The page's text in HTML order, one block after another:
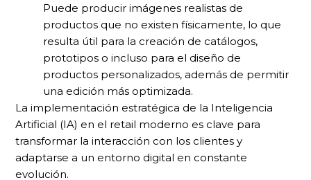
Puede producir imágenes realistas de
productos que no existen físicamente, lo que
resulta útil para la creación de catálogos,
prototipos o incluso para el diseño de
productos personalizados, además de permitir
una edición más optimizada.
La implementación estratégica de la Inteligencia
Artificial (IA) en el retail moderno es clave para
transformar la interacción con los clientes y
adaptarse a un entorno digital en constante
evolución.